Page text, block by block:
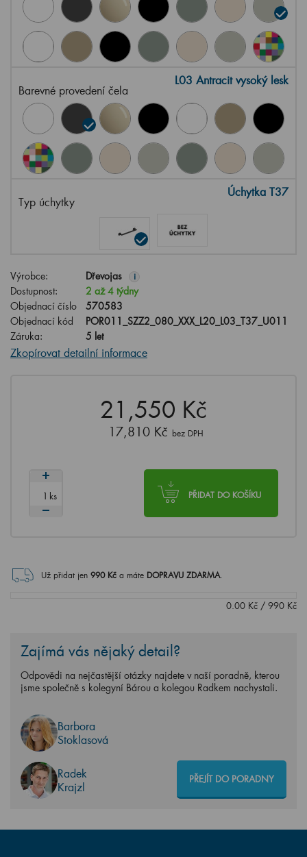
Barevné provedení čela
L03 Antracit vysoký lesk
Typ úchytky
Úchytka T37
Výrobce: Dřevojas i
Dostupnost:
2 až 4 týdny
Objednací číslo
570583
Objednací kód
POR011_SZZ2_080_XXX_L20_L03_T37_U011
Záruka:
5 let
Zkopírovat detailní informace
21,550 Kč
17,810 Kč bez DPH
PŘIDAT DO KOŠÍKU
ks
Už přidat jen 990Kč a máte DOPRAVU ZDARMA.
0.00 Kč / 990 Kč
Zajímá vás nějaký detail?
Odpovědi na nejčastější otázky najdete v naší poradně, kterou
jsme společně s kolegyní Bárou a kolegou Radkem nachystali.
Barbora
Stoklasová
Radek
Krajzl
PŘEJÍT DO PORADNY